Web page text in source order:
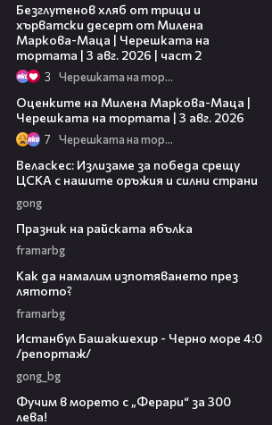
Безглутенов хляб от трици и
хърватски десерт от Милена
Маркова-Маца | Черешката на
тортата | 3 авг. 2026 | част 2
3 Черешката на тортата
Оценките на Милена Маркова-Маца |
Черешката на тортата | 3 авг. 2026
7 Черешката на тортата
Веласкес: Излизаме за победа срещу
ЦСКА с нашите оръжия и силни страни
gong
Празник на райската ябълка
framarbg
Как да намалим изпотяването през
лятото?
framarbg
Истанбул Башакшехир - Черно море 4:0
/репортаж/
gong_bg
Фучим в морето с „Ферари“ за 300
лева!